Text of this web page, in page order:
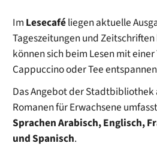
Im Lesecaféliegen aktuelle
Tageszeitungen und
können sich beim Lesen mit
Cappuccino oder Tee
Das Angebot der
Romanen für Erwachsene
Sprachen Arabisch, Englisch,
und Spanisch.